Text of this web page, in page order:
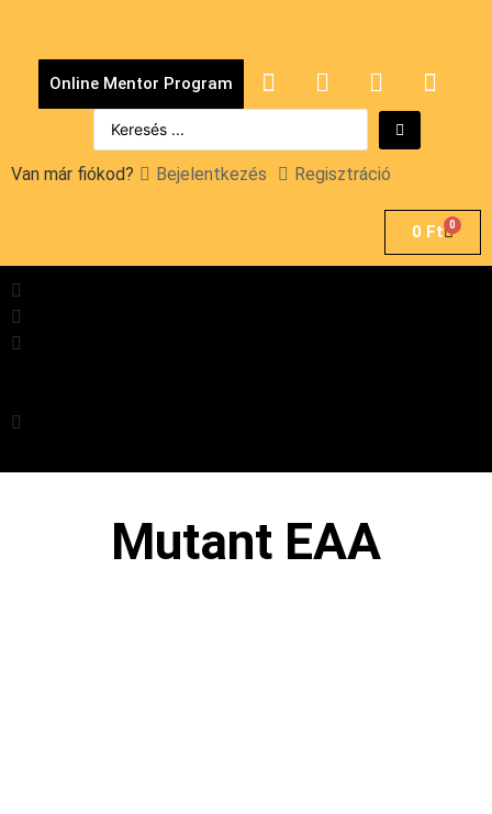
Online Mentor Program
Van már fiókod? Bejelentkezés Regisztráció
0 Ft 0
Mutant EAA